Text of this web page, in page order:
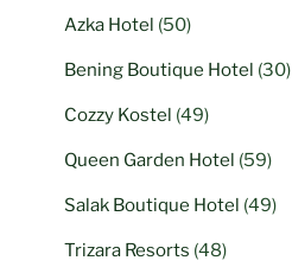
Azka Hotel (50)
Bening Boutique Hotel (30)
Cozzy Kostel (49)
Queen Garden Hotel (59)
Salak Boutique Hotel (49)
Trizara Resorts (48)